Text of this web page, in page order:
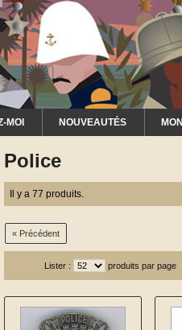
MOI NOUVEAUTÉS
Police
Il y a 77 produits.
« Précédent
Lister : produits par page